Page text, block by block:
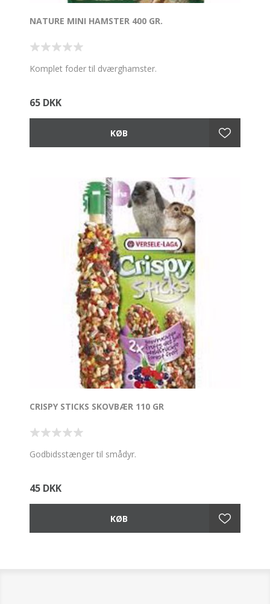
NATURE MINI HAMSTER 400 GR.
Komplet foder til dværghamster.
65 DKK
CRISPY STICKS SKOVBÆR 110 GR
Godbidsstænger til smådyr.
45 DKK